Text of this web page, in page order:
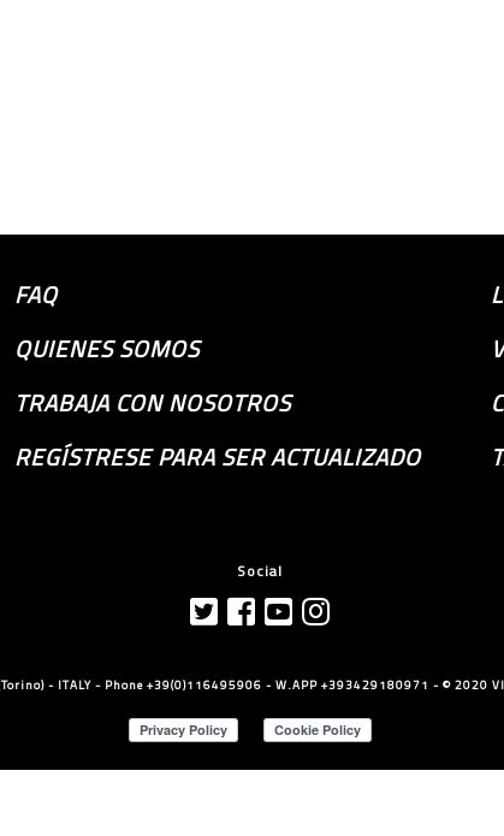
FAQ
QUIENES SOMOS
TRABAJA CON NOSOTROS
REGÍSTRESE PARA SER ACTUALIZADO
Social
- ITALY - Phone +39(0)116495906 - W.APP +393429180971 - ©